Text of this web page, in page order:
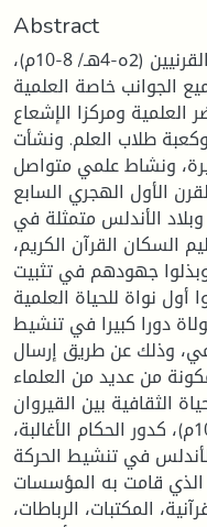
Abstract
شهدت القيروان والأندلس ما بين القرنيين (2ه-4هـ/ 8-10م)،
الجوانب خاصة العلمية
العلمية ومركزا الإشعاع
طلاب العلم. ونشأت
ونشاط علمي متواصل.
الأول الهجري السابع
الأندلس متمثلة في
السكان القرآن الكريم،
وبذلوا جهودهم في تثبيت
أول نواة للحياة العلمية
دورا كبيرا في تنشيط
وذلك عن طريق إرسال
من عديد من العلماء.
الثقافية بين القيروان
والأندلس من القرن(2-4هـ/8-10م)، كدور الحكام الأغالبة،
في تنشيط الحركة
الذي قامت به المؤسسات
المكتبات، الرباطات،